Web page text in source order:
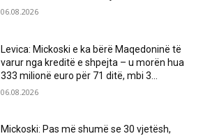
06.08.2026
Levica: Mickoski e ka bërë Maqedoninë të
varur nga kreditë e shpejta – u morën hua
333 milionë euro për 71 ditë, mbi 3...
06.08.2026
Mickoski: Pas më shumë se 30 vjetësh,